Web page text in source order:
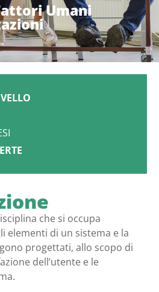
Umani
che si occupa
elementi di un sistema e la
progettati, allo scopo di
dell’utente e le